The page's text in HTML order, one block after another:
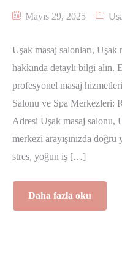
Mayıs 29, 2025
Uşak masaj salonları,
hakkında detaylı bilgi alın.
profesyonel masaj
Salonu ve Spa Merkezleri:
Adresi Uşak masaj salonu,
merkezi arayışınızda
stres, yoğun iş […]
Daha fazla oku